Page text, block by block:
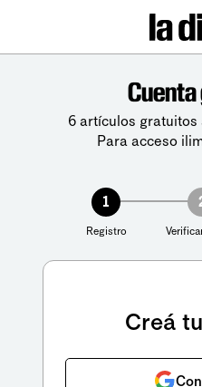
6 artículos
Para acceso
1
Registro
Creá